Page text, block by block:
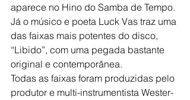
aparece no Hino do Samba de Tempo.
Já o músico e poeta Luck Vas traz uma
das faixas mais potentes do disco,
“Libido”, com uma pegada bastante
original e contemporânea.
Todas as faixas foram produzidas pelo
produtor e multi-instrumentista Wester-